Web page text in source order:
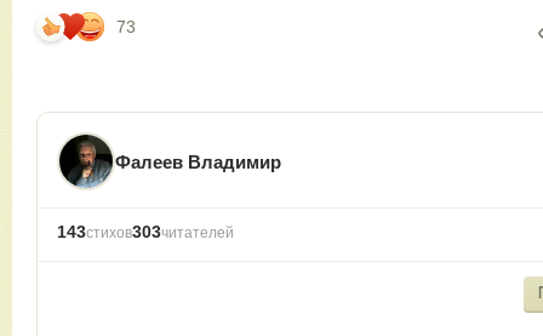
73
Фалеев Владимир
143стихов303читателей